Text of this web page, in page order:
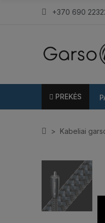
+370 690
PREKĖS
Kabeliai